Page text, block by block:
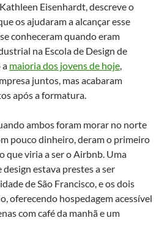
Eisenhardt, descreve o
os ajudaram a alcançar esse
conheceram quando eram
na Escola de Design de
a maioria dos jovens de hoje,
juntos, mas acabaram
após a formatura.
ambos foram morar no norte
pouco dinheiro, deram o primeiro
que viria a ser o Airbnb. Uma
estava prestes a ser
de São Francisco, e os dois
oferecendo hospedagem acessível
com café da manhã e um